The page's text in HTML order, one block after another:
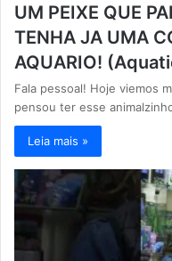
UM PEIXE QUE
TENHA JA UMA
AQUARIO!
Fala pessoal! Hoje viemos
pensou ter esse
Leia mais »